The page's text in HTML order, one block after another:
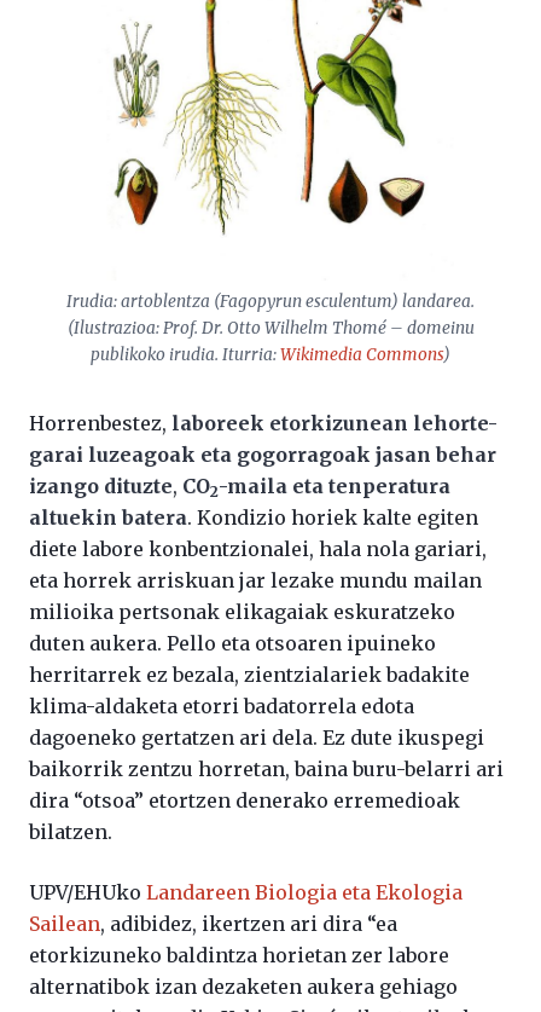
Irudia: artoblentza (Fagopyrun esculentum) landarea.
(Ilustrazioa: Prof. Dr. Otto Wilhelm Thomé – domeinu
publikoko irudia. Iturria:Wikimedia Commons)
Horrenbestez, laboreek etorkizunean lehorte-
garai luzeagoak eta gogorragoak jasan behar
izango dituzte, CO2-maila eta tenperatura
altuekin batera. Kondizio horiek kalte egiten
diete labore konbentzionalei, hala nola gariari,
eta horrek arriskuan jar lezake mundu mailan
milioika pertsonak elikagaiak eskuratzeko
duten aukera. Pello eta otsoaren ipuineko
herritarrek ez bezala, zientzialariek badakite
klima-aldaketa etorri badatorrela edota
dagoeneko gertatzen ari dela. Ez dute ikuspegi
baikorrik zentzu horretan, baina buru-belarri ari
dira “otsoa” etortzen denerako erremedioak
bilatzen.
UPV/EHUko Landareen Biologia eta Ekologia
Sailean, adibidez, ikertzen ari dira “ea
etorkizuneko baldintza horietan zer labore
alternatibok izan dezaketen aukera gehiago